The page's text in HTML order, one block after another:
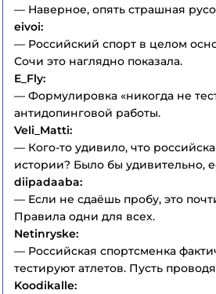
— Наверное, опять страшная
eivoi:
— Российский спорт в целом
Сочи это наглядно показала.
E_Fly:
— Формулировка «никогда не
антидопинговой работы.
Veli_Matti:
— Кого-то удивило, что
истории? Было бы удивительно,
diipadaaba:
— Если не сдаёшь пробу, это
Правила одни для всех.
Netinryske:
— Российская спортсменка
тестируют атлетов. Пусть
Koodikalle: